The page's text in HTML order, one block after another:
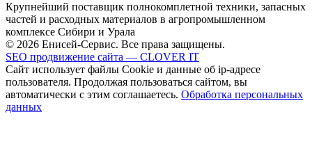
Крупнейший поставщик полнокомплетной техники, запасных
частей и расходных материалов в агропромышленном
комплексе Сибири и Урала
© 2026 Енисей-Сервис. Все права защищены.
SEO продвижение сайта — CLOVER IT
Сайт использует файлы Cookie и данные об ip-адресе
пользователя. Продолжая пользоваться сайтом, вы
автоматически с этим соглашаетесь. Обработка персональных
данных